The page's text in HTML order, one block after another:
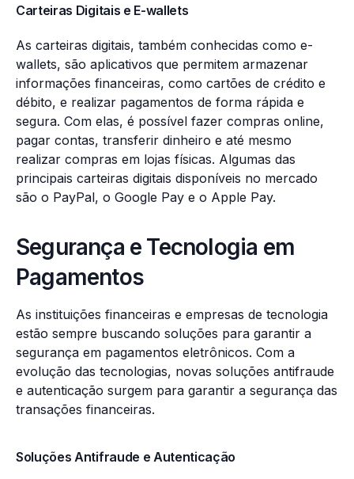
Carteiras Digitais e E-wallets
As carteiras digitais, também conhecidas como e-
wallets, são aplicativos que permitem armazenar
informações financeiras, como cartões de crédito e
débito, e realizar pagamentos de forma rápida e
segura. Com elas, é possível fazer compras online,
pagar contas, transferir dinheiro e até mesmo
realizar compras em lojas físicas. Algumas das
principais carteiras digitais disponíveis no mercado
são o PayPal, o Google Pay e o Apple Pay.
Segurança e Tecnologia em
Pagamentos
As instituições financeiras e empresas de tecnologia
estão sempre buscando soluções para garantir a
segurança em pagamentos eletrônicos. Com a
evolução das tecnologias, novas soluções antifraude
e autenticação surgem para garantir a segurança das
transações financeiras.
Soluções Antifraude e Autenticação